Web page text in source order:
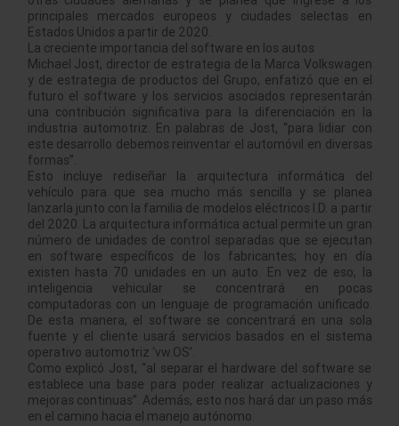
principales mercados europeos y ciudades selectas en
Estados Unidos a partir de 2020.
La creciente importancia del software en los autos
Michael Jost, director de estrategia de la Marca Volkswagen
y de estrategia de productos del Grupo, enfatizó que en el
futuro el software y los servicios asociados representarán
una contribución significativa para la diferenciación en la
industria automotriz. En palabras de Jost, “para lidiar con
este desarrollo debemos reinventar el automóvil en diversas
formas”.
Esto incluye rediseñar la arquitectura informática del
vehículo para que sea mucho más sencilla y se planea
lanzarla junto con la familia de modelos eléctricos I.D. a partir
del 2020. La arquitectura informática actual permite un gran
número de unidades de control separadas que se ejecutan
en software específicos de los fabricantes; hoy en día
existen hasta 70 unidades en un auto. En vez de eso, la
inteligencia vehicular se concentrará en pocas
computadoras con un lenguaje de programación unificado.
De esta manera, el software se concentrará en una sola
fuente y el cliente usará servicios basados en el sistema
operativo automotriz ‘vw.OS’.
Como explicó Jost, “al separar el hardware del software se
establece una base para poder realizar actualizaciones y
mejoras continuas”. Además, esto nos hará dar un paso más
en el camino hacia el manejo autónomo.